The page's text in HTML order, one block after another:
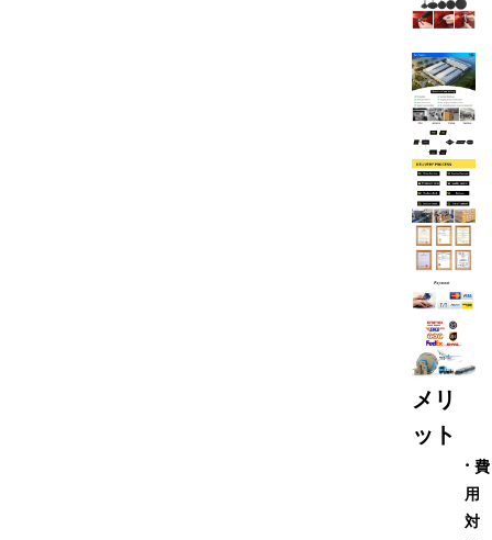
メリ
ット
· 費
用
対